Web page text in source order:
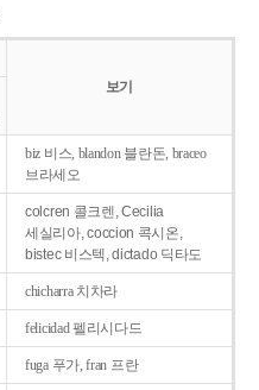
보기
biz 비스, blandon 블란돈, braceo
브라세오
colcren 콜크렌, Cecilia
세실리아, coccion 콕시온,
bistec 비스텍, dictado 딕타도
chicharra 치차라
felicidad 펠리시다드
fuga 푸가, fran 프란